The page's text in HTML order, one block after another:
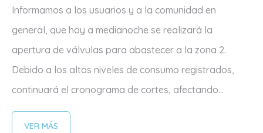
Informamos a los usuarios y a la comunidad en
general, que hoy a medianoche se realizará la
apertura de válvulas para abastecer a la zona 2.
Debido a los altos niveles de consumo registrados,
continuará el cronograma de cortes, afectando...
VER MÁS